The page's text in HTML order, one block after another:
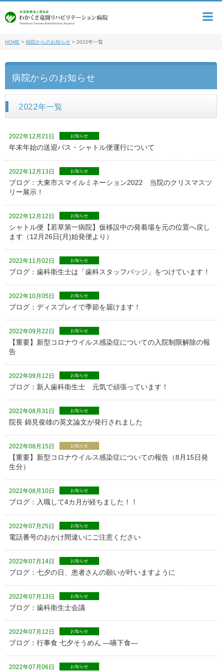
HOME > 病院からのお知らせ > 2022年一覧
病院からのお知らせ
2022年一覧
2022年12月21日 お知らせ
年末年始の送迎バス・シャトル便運行について
2022年12月13日 お知らせ
ブログ：大東市スマイルミネーション2022 当院のクリスマスツ
リー展示！
2022年12月12日 お知らせ
シャトル便【若草第一病院】仮移設中の発着場を元の位置へ戻し
ます（12月26日(月)始発便より）
2022年11月02日 お知らせ
ブログ：歯科衛生士は「歯科スタッフバッジ」をつけています！
2022年10月05日 お知らせ
ブログ：ディスプレイで季節を届けます！
2022年09月22日 お知らせ
【重要】新型コロナウイルス感染症についての入院制限解除の報
告
2022年09月12日 お知らせ
ブログ：新人歯科衛生士 元気で頑張っています！
2022年08月31日 お知らせ
院長 錦見俊雄の英文論文が発行されました
2022年08月15日 お知らせ
【重要】新型コロナウイルス感染症についての報告（8月15日発
生分）
2022年08月10日 お知らせ
ブログ：入職して4カ月が経ちました！！
2022年07月25日 お知らせ
電話番号のおかけ間違いにご注意ください
2022年07月14日 お知らせ
ブログ：七夕の日、患者さんの願いが叶いますように
2022年07月13日 お知らせ
ブログ：歯科衛生士会議
2022年07月12日 お知らせ
ブログ：行事食 七夕そうめん ―嚥下食―
2022年07月06日 お知らせ